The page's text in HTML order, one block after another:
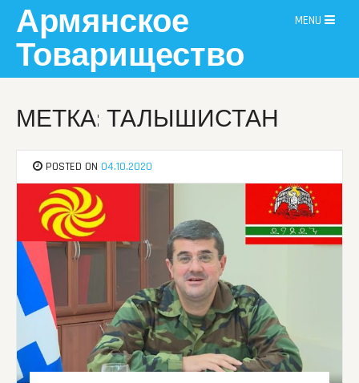
content
Армянское
Товарищество
MENU
МЕТКА: ТАЛЫШИСТАН
POSTED ON 04.10.2020